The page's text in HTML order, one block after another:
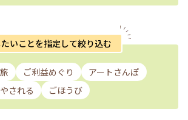
たいことを指定して絞り込む
ご利益めぐり
アートさんぽ
される ごほうび